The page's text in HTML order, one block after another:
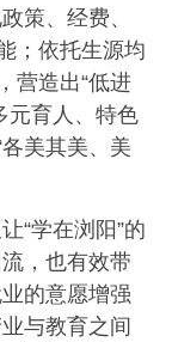
策、经费、
；依托生源均
营造出“低进
元育人、特色
美其美、美
“学在浏阳”的
，也有效带
的意愿增强
与教育之间